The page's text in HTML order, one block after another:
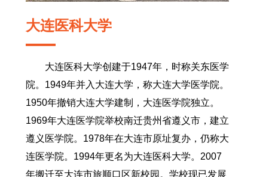
大连医科大学
大连医科大学创建于1947年，时称关东医学
院。1949年并入大连大学，称大连大学医学院。
1950年撤销大连大学建制，大连医学院独立。
1969年大连医学院举校南迁贵州省遵义市，建立
遵义医学院。1978年在大连市原址复办，仍称大
连医学院。1994年更名为大连医科大学。2007
年搬迁至大连市旅顺口区新校园。学校现已发展